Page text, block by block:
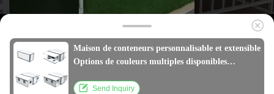
Maison de conteneurs personnalisable et extensible
Options de couleurs multiples disponibles
Send Inquiry